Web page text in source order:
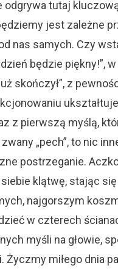
odgrywa tutaj
jest zależne
nas samych. Czy
będzie piękny!”,
skończył”, z
z pierwszą myślą,
„pech”, to nic
postrzeganie.
klątwę, stając
najgorszym
w czterech
myśli na głowie,
Życzmy miłego dnia